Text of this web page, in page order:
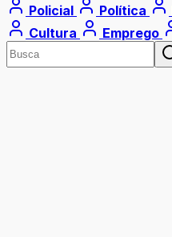
Policial
Política
Cultura
Emprego